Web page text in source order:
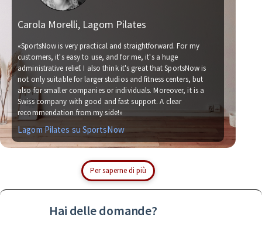
Carola Morelli, Lagom Pilates
«SportsNow is very practical and straightforward. For my
customers, it's easy to use, and for me, it's a huge
administrative relief. I also think it's great that SportsNow is
not only suitable for larger studios and fitness centers, but
also for smaller companies or individuals. Moreover, it is a
Swiss company with good and fast support. A clear
recommendation from my side!»
Lagom Pilates su SportsNow
Per saperne di più
Hai delle domande?